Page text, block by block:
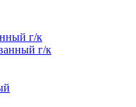
г/к
г/к